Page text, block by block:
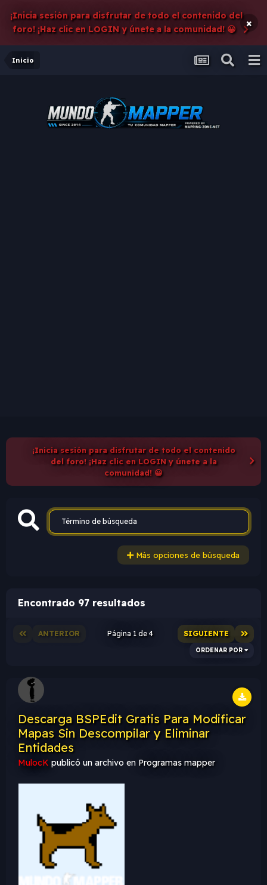
¡Inicia sesión para disfrutar de todo el contenido del
foro! ¡Haz clic en LOGIN y únete a la comunidad! 😀
×
Inicio
¡Inicia sesión para disfrutar de todo el contenido
del foro! ¡Haz clic en LOGIN y únete a la
comunidad! 😀
Más opciones de búsqueda
Encontrado 97 resultados
ANTERIOR SIGUIENTE
Página 1 de 4
ORDENAR POR
Descarga BSPEdit Gratis Para Modificar
Mapas Sin Descompilar y Eliminar
Entidades
MulocK publicó un archivo en Programas mapper